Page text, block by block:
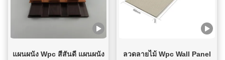
แผนผนัง Wpc สีสันดี แผนผนัง
ลวดลายไม้ Wpc Wall Panel